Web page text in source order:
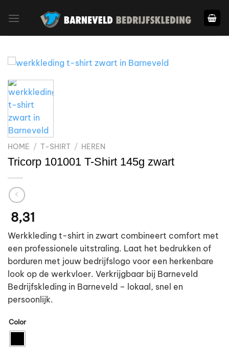
naar
HOME / T-SHIRT / HEREN
Tricorp 101001 T-Shirt 145g zwart
8,31
Werkkleding t-shirt in zwart combineert comfort met
een professionele uitstraling. Laat het bedrukken of
borduren met jouw bedrijfslogo voor een herkenbare
look op de werkvloer. Verkrijgbaar bij Barneveld
Bedrijfskleding in Barneveld – lokaal, snel en
persoonlijk.
Color